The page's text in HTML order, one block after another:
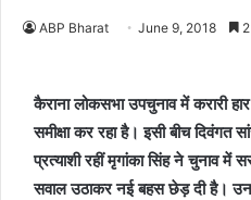
ABP Bharat June 9, 2018
कैराना लोकसभा उपचुनाव में करारी
समीक्षा कर रहा है। इसी बीच दिवंगत
प्रत्याशी रहीं मृगांका सिंह ने चुनाव में
सवाल उठाकर नई बहस छेड़ दी है।